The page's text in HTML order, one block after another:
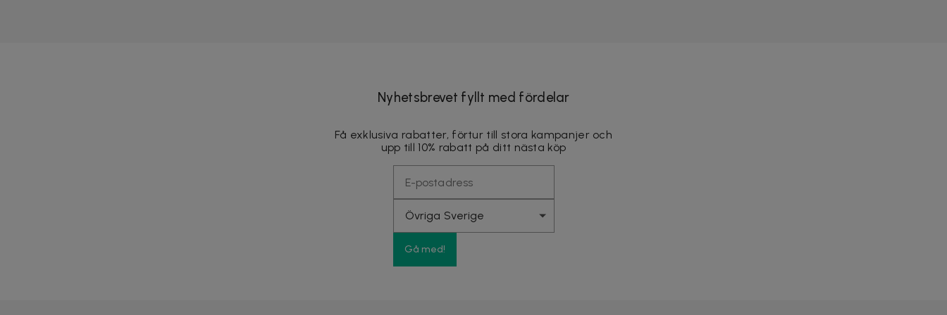
Nyhetsbrevet fyllt med fördelar
Få exklusiva rabatter, förtur till stora kampanjer och
upp till 10% rabatt på ditt nästa köp
Gå med!